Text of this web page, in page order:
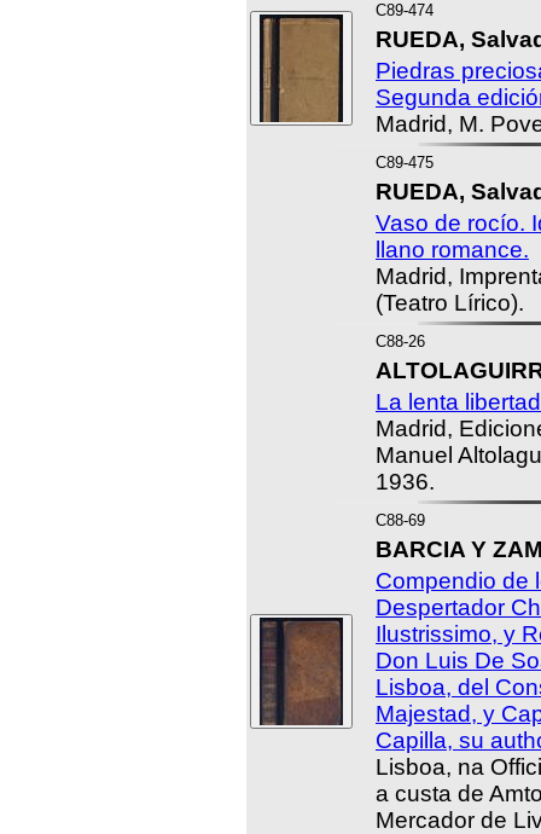
C89-474
RUEDA,
Piedras
Segunda
Madrid, M.
C89-475
RUEDA,
Vaso de rocío.
llano romance.
Madrid,
(Teatro Lírico).
C88-26
La lenta
Madrid,
Manuel
1936.
C88-69
BARCIA Y
Compendio de
Despertador
Ilustrissimo, y
Don Luis De
Lisboa, del
Majestad, y
Capilla, su
Lisboa, na
a custa de
Mercador de